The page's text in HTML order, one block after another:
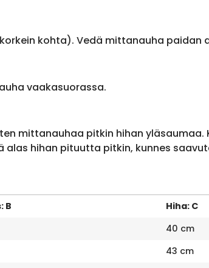
kohta). Vedä mittanauha paidan
vaakasuorassa.
mittanauhaa pitkin hihan yläsaumaa.
hihan pituutta pitkin, kunnes
B
Hiha: C
40 cm
43 cm